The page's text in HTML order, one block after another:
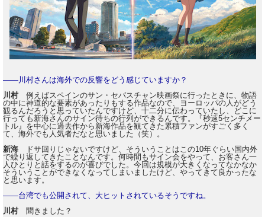
――川村さんは海外での反響をどう感じていますか？
川村例えばスペインのサン・セバスチャン映画祭に行ったときに、物語
の中に神道的な要素があったりもする作品なので、ヨーロッパの人がどう
観るんだろうと思っていたんですけど、十二分に伝わっていたし、どこに
行っても新海さんのサイン待ちの行列ができるんです。『秒速5センチメー
トル』を中心に過去作から新海作品を観てきた累積ファンがすごく多く
て、海外でも人気者だなと思いました（笑）。
新海 ドサ回りじゃないですけど、そういうことはこの10年ぐらい国内外
で繰り返してきたことなんです。何時間もサイン会をやって、お客さん一
人ひとりと話をするのが喜びでした。今回は規模が大きくなってなかなか
そういうことができなくなってしまいましたけど、やってきて良かったな
と思います。
――台湾でも公開されて、大ヒットされているそうですね。
川村聞きました？